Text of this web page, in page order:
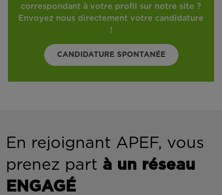
correspondant à votre profil sur notre site ?
Envoyez nous directement votre candidature
!
CANDIDATURE SPONTANÉE
En rejoignant APEF, vous
prenez part à un réseau
ENGAGÉ